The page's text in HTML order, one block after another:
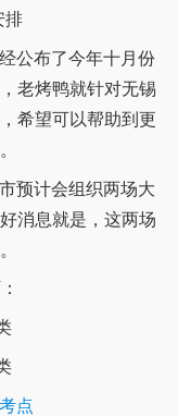
排
公布了今年十月份
老烤鸭就针对无锡
希望可以帮助到更
预计会组织两场大
消息就是，这两场
点